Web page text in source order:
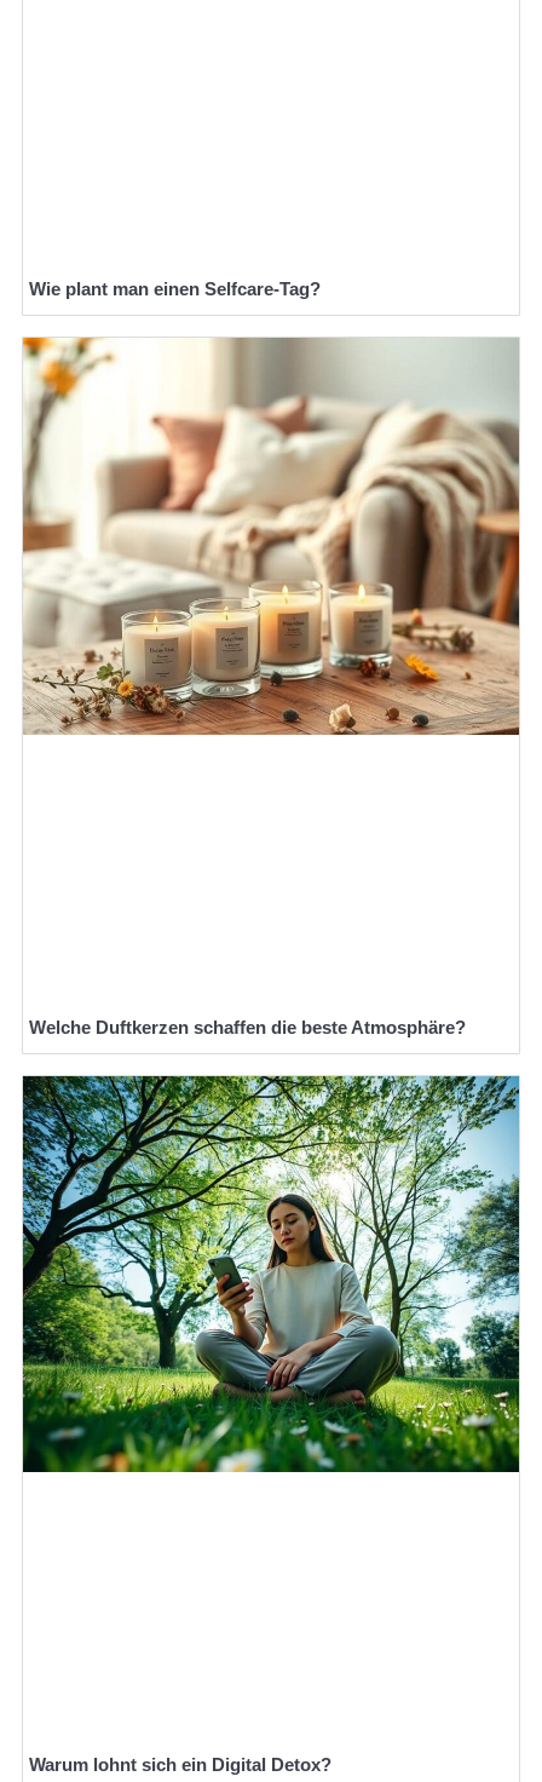
Wie plant man einen Selfcare-Tag?
Welche Duftkerzen schaffen die beste Atmosphäre?
Warum lohnt sich ein Digital Detox?